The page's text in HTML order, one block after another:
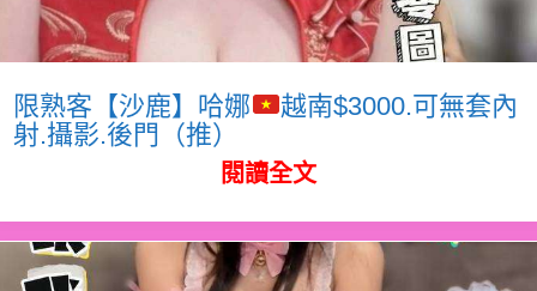
限熟客【沙鹿】哈娜
越南$3000.可無套內
射.攝影.後門（推）
閱讀全文